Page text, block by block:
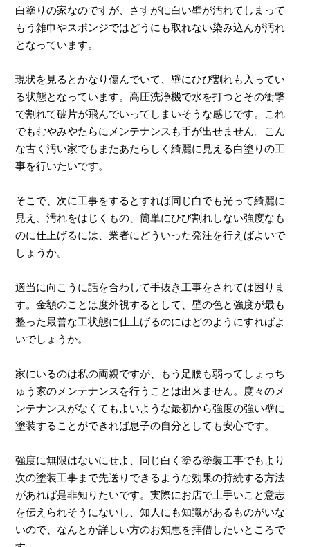
白塗りの家なのですが、さすがに白い壁が汚れてしまって
もう雑巾やスポンジではどうにも取れない染み込んが汚れ
となっています。
現状を見るとかなり傷んでいて、壁にひび割れも入ってい
る状態となっています。高圧洗浄機で水を打つとその衝撃
で割れて破片が飛んでいってしまいそうな感じです。これ
でもむやみやたらにメンテナンスも手が出せません。こん
な古く汚い家でもまたあたらしく綺麗に見える白塗りの工
事を行いたいです。
そこで、次に工事をするとすれば同じ白でも光って綺麗に
見え、汚れをはじくもの、簡単にひび割れしない強度なも
のに仕上げるには、業者にどういった発注を行えばよいで
しょうか。
適当に向こうに話を合わして手抜き工事をされては困りま
す。金額のことは度外視するとして、壁の色と強度が最も
整った最善な工状態に仕上げるのにはどのようにすればよ
いでしょうか。
家にいるのは私の両親ですが、もう足腰も弱ってしょっち
ゅう家のメンテナンスを行うことは出来ません。度々のメ
ンテナンスがなくてもよいような最初から強度の強い壁に
塗装することができれば息子の自分としても安心です。
強度に無限はないにせよ、同じ白く塗る塗装工事でもより
次の塗装工事まで先送りできるような効果の持続する方法
があれば是非知りたいです。実際にお店で上手いこと意志
を伝えられそうにないし、知人にも知識があるものがいな
いので、なんとか詳しい方のお知恵を拝借したいところで